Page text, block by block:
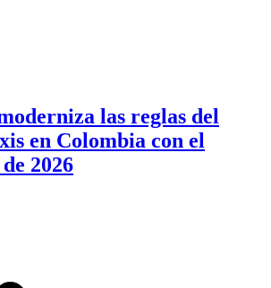
las reglas del
en Colombia con el
2026